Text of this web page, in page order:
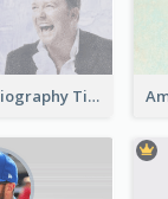
Ricky Gervais Biography Timeline